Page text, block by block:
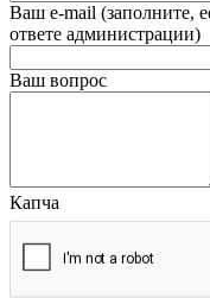
Ваш e-mail (заполните,
ответе администрации)
Ваш вопрос
Капча